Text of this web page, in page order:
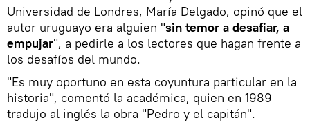
Universidad de Londres, María Delgado, opinó que el
autor uruguayo era alguien "sin temor a desafiar, a
empujar", a pedirle a los lectores que hagan frente a
los desafíos del mundo.
"Es muy oportuno en esta coyuntura particular en la
historia", comentó la académica, quien en 1989
tradujo al inglés la obra "Pedro y el capitán".